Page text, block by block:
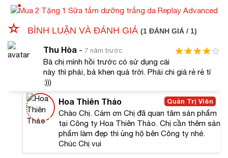
Da khô hoặc da nhạy cảm.
Da có dấu hiệu kích ứng hay đỏ.
SẢN PHẨM LIÊN QUAN:
Mặt nạ nâng cơ dưỡng ẩm Sakura 3D
Serum dưỡng ẩm chống lão hóa
Martiderm
#Review Mặt nạ dưỡng ẩm Neova
Chị Khánh Linh, 29 tuổi, Tiền Giang:
BÌNH LUẬN VÀ ĐÁNH GIÁ (1 ĐÁNH GIÁ / 1)
Thu Hòa - 7 năm trước
Bà chị mình hồi trước có sử dụng cái
này thì phải, bả khen quá trời. Phải chi giá rẻ rẻ tí
:)))
Quản Trị Viên
Hoa Thiên Thảo
Chào Chị. Cám ơn Chị đã quan tâm sản phẩm
tại Công ty Hoa Thiên Thảo. Chị cần thêm sản
phẩm làm đẹp thì ủng hộ bên Công ty nhé.
Chúc Chị vui